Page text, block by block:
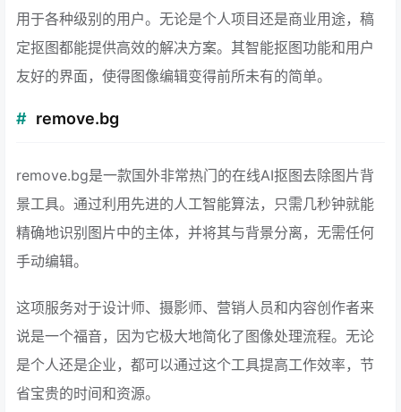
用于各种级别的用户。无论是个人项目还是商业用途，稿
定抠图都能提供高效的解决方案。其智能抠图功能和用户
友好的界面，使得图像编辑变得前所未有的简单。
remove.bg
remove.bg是一款国外非常热门的在线AI抠图去除图片背
景工具。通过利用先进的人工智能算法，只需几秒钟就能
精确地识别图片中的主体，并将其与背景分离，无需任何
手动编辑。
这项服务对于设计师、摄影师、营销人员和内容创作者来
说是一个福音，因为它极大地简化了图像处理流程。无论
是个人还是企业，都可以通过这个工具提高工作效率，节
省宝贵的时间和资源。